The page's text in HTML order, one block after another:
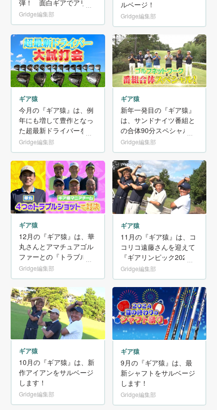
弾！ 面白ギアでアリナ
シ判定会開催!
Gridge編集部
ルベージ！
Gridge編集部
ギア猿
今月の『ギア猿』は、例
年にも増して豊作となっ
た超最新ドライバーをサ
ルベージ！
Gridge編集部
ギア猿
新年一発目の『ギア猿』
は、サンドナイツ番組と
の合体90分スペシャルで
す。
Gridge編集部
ギア猿
12月の『ギア猿』は、華
丸さんとアマチュアゴル
ファーとの『トラブルシ
ョット選手権』です。
Gridge編集部
ギア猿
11月の『ギア猿』は、コ
コリコ遠藤さんを迎えて
『ギアリンピック2024』
Gridge編集部
ギア猿
10月の『ギア猿』は、新
作アイアンをサルベージ
します！
Gridge編集部
ギア猿
9月の『ギア猿』は、最
新シャフトをサルベージ
します！
Gridge編集部